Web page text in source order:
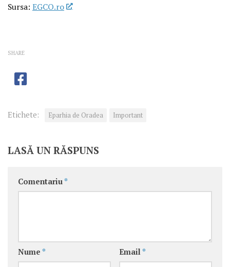
Sursa: EGCO.ro
SHARE
Etichete: Eparhia de Oradea Important
LASĂ UN RĂSPUNS
Comentariu *
Nume * Email *